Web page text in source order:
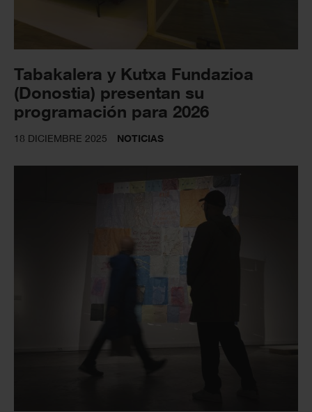
Tabakalera y Kutxa Fundazioa
(Donostia) presentan su
programación para 2026
18 DICIEMBRE 2025 NOTICIAS